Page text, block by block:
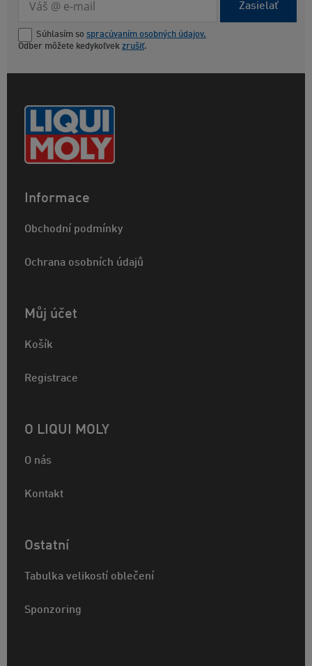
Zasielať
Súhlasím so spracúvaním osobných údajov.
Odber môžete kedykoľvek zrušiť.
Informace
Obchodní podmínky
Ochrana osobních údajů
Můj účet
Košík
Registrace
O LIQUI MOLY
O nás
Kontakt
Ostatní
Tabulka velikostí oblečení
Sponzoring